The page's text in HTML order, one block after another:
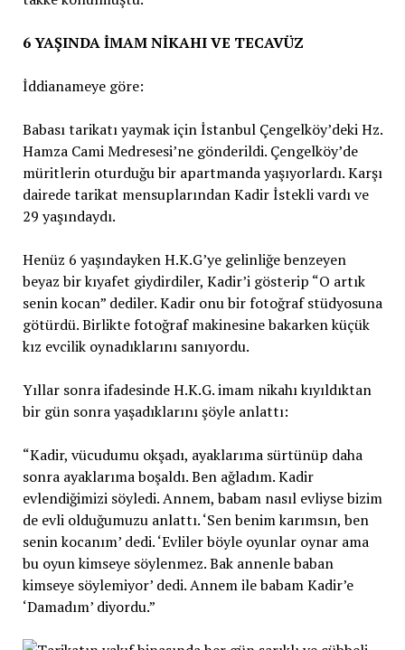
6 YAŞINDA İMAM NİKAHI VE TECAVÜZ
İddianameye göre:
Babası tarikatı yaymak için İstanbul Çengelköy’deki Hz.
Hamza Cami Medresesi’ne gönderildi. Çengelköy’de
müritlerin oturduğu bir apartmanda yaşıyorlardı. Karşı
dairede tarikat mensuplarından Kadir İstekli vardı ve
29 yaşındaydı.
Henüz 6 yaşındayken H.K.G’ye gelinliğe benzeyen
beyaz bir kıyafet giydirdiler, Kadir’i gösterip “O artık
senin kocan” dediler. Kadir onu bir fotoğraf stüdyosuna
götürdü. Birlikte fotoğraf makinesine bakarken küçük
kız evcilik oynadıklarını sanıyordu.
Yıllar sonra ifadesinde H.K.G. imam nikahı kıyıldıktan
bir gün sonra yaşadıklarını şöyle anlattı:
“Kadir, vücudumu okşadı, ayaklarıma sürtünüp daha
sonra ayaklarıma boşaldı. Ben ağladım. Kadir
evlendiğimizi söyledi. Annem, babam nasıl evliyse bizim
de evli olduğumuzu anlattı. ‘Sen benim karımsın, ben
senin kocanım’ dedi. ‘Evliler böyle oyunlar oynar ama
bu oyun kimseye söylenmez. Bak annenle baban
kimseye söylemiyor’ dedi. Annem ile babam Kadir’e
‘Damadım’ diyordu.”